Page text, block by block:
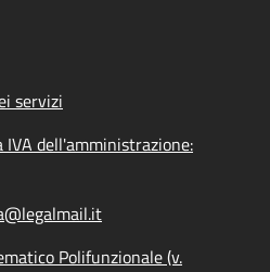
servizi
dell'amministrazione:
Polifunzionale (v.